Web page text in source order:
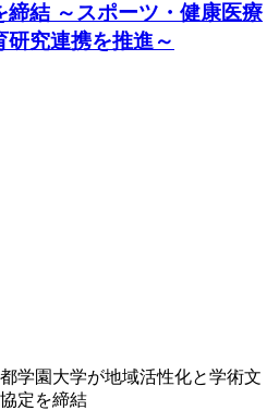
締結 ～スポーツ・健康医療
究連携を推進～
学園大学が地域活性化と学術文
定を締結